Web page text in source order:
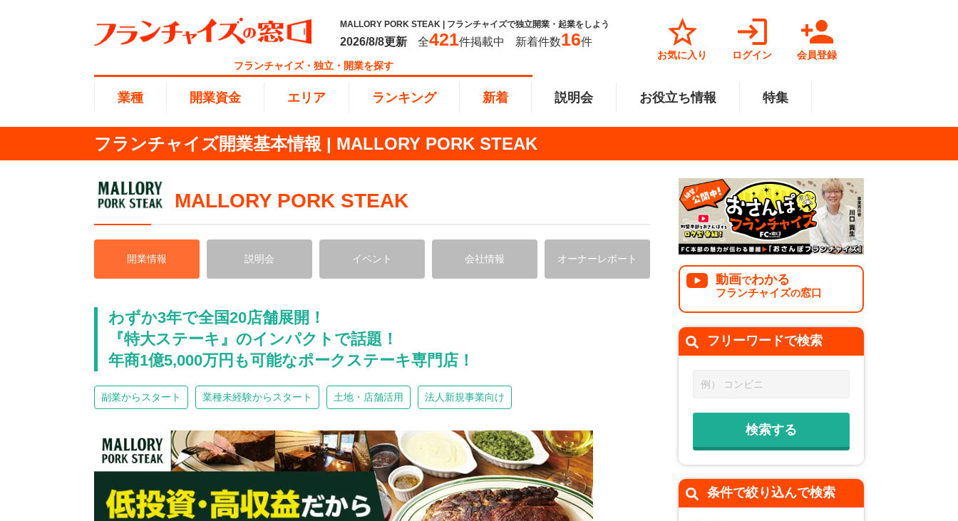
MALLORY PORK STEAK | フランチャイズで独立開業・起業をしよう
2026/8/8更新 全421件掲載中 新着件数16件
お気に入り ログイン
会員登録
フランチャイズ・独立・開業を探す
業種
業種
サービス業
美容・健康業
インターン独立・社員募集
開業資金
開業資金
301万円～500万円 501万円～1000万円
エリア
エリア
関東
中国
ランキング
ランキング
総合ランキング
介護 リペアクリーニング
夫婦で開業 脱サラで開業 法人様オススメ
新着 説明会 お役立ち情報 特集
フランチャイズ開業基本情報 | MALLORY PORK STEAK
MALLORY PORK STEAK
開業情報 説明会 イベント 会社情報 オーナーレポート
わずか3年で全国20店舗展開！
『特大ステーキ』のインパクトで話題！
年商1億5,000万円も可能なポークステーキ専門店！
副業からスタート 業種未経験からスタート 土地・店舗活用 法人新規事業向け
動画でわかる
フランチャイズの窓口
フリーワードで検索
条件で絞り込んで検索